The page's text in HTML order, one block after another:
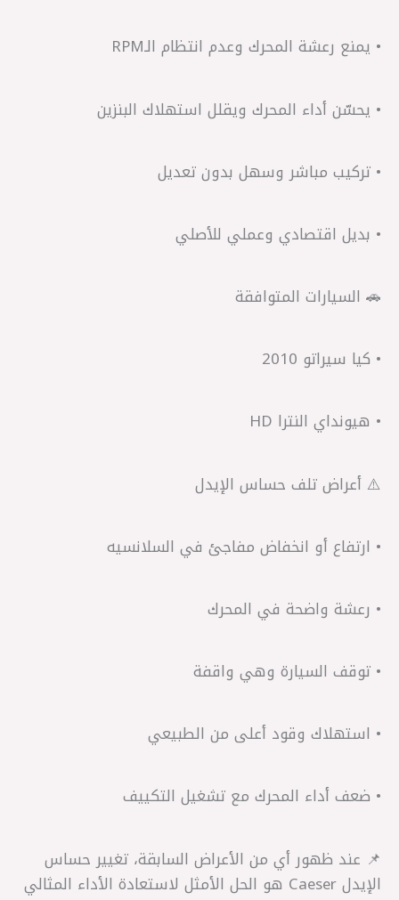
• يمنع رعشة المحرك وعدم انتظام الـRPM
• يحسّن أداء المحرك ويقلل استهلاك البنزين
• تركيب مباشر وسهل بدون تعديل
• بديل اقتصادي وعملي للأصلي
🚗 السيارات المتوافقة
• كيا سيراتو 2010
• هيونداي النترا HD
⚠️ أعراض تلف حساس الإيدل
• ارتفاع أو انخفاض مفاجئ في السلانسيه
• رعشة واضحة في المحرك
• توقف السيارة وهي واقفة
• استهلاك وقود أعلى من الطبيعي
• ضعف أداء المحرك مع تشغيل التكييف
📌 عند ظهور أي من الأعراض السابقة، تغيير حساس
الإيدل Caeser هو الحل الأمثل لاستعادة الأداء المثالي